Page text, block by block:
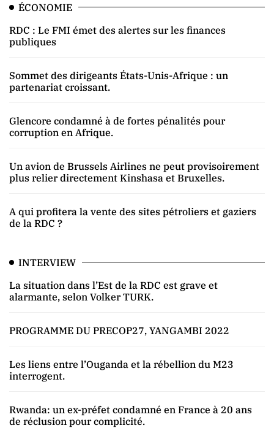
ÉCONOMIE
RDC : Le FMI émet des alertes sur les finances
publiques
Sommet des dirigeants États-Unis-Afrique : un
partenariat croissant.
Glencore condamné à de fortes pénalités pour
corruption en Afrique.
Un avion de Brussels Airlines ne peut provisoirement
plus relier directement Kinshasa et Bruxelles.
A qui profitera la vente des sites pétroliers et gaziers
de la RDC ?
INTERVIEW
La situation dans l’Est de la RDC est grave et
alarmante, selon Volker TURK.
PROGRAMME DU PRECOP27, YANGAMBI 2022
Les liens entre l’Ouganda et la rébellion du M23
interrogent.
Rwanda: un ex-préfet condamné en France à 20 ans
de réclusion pour complicité.